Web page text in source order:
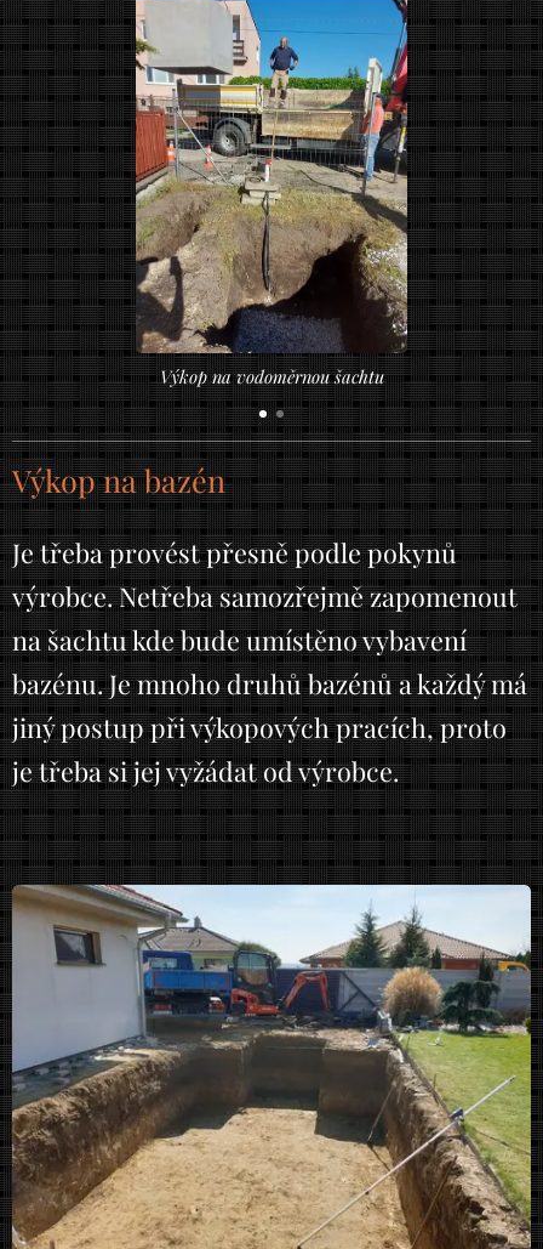
Výkop na vodoměrnou šachtu
Výkop na bazén
Je třeba provést přesně podle pokynů
výrobce. Netřeba samozřejmě zapomenout
na šachtu kde bude umístěno vybavení
bazénu. Je mnoho druhů bazénů a každý má
jiný postup při výkopových pracích, proto
je třeba si jej vyžádat od výrobce.